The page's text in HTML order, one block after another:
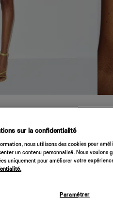
sur la confidentialité
nous utilisons des cookies pour
un contenu personnalisé. Nous
uniquement pour améliorer votre
Paramétrer